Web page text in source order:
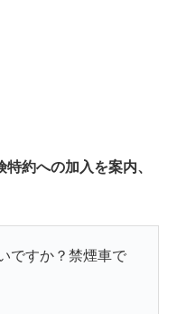
約への加入を案内、
ですか？禁煙車で